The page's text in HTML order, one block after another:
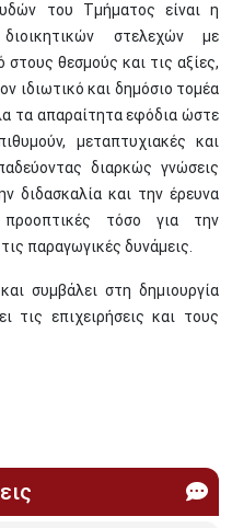
του Τμήματος είναι η
στελεχών με
θεσμούς και τις αξίες,
ιδιωτικό και δημόσιο τομέα
τα απαραίτητα εφόδια ώστε
μεταπτυχιακές και
διαρκώς γνώσεις
διδασκαλία και την έρευνα
προοπτικές τόσο για την
παραγωγικές δυνάμεις.
συμβάλει στη δημιουργία
τις επιχειρήσεις και τους